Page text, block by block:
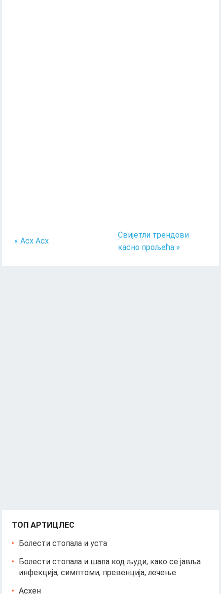
« Асх Асх
Свијетли трендови
касно прољећа »
ТОП АРТИЦЛЕС
Болести стопала и уста
Болести стопала и шапа код људи, како се јавља
инфекција, симптоми, превенција, лечење
Асхен